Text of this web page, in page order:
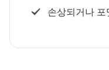
손상되거나 포